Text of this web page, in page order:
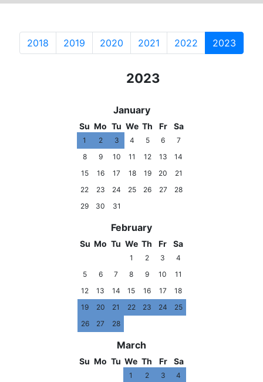
2018 2019 2020 2021 2022 2023
2023
January
Su Mo Tu We Th Fr Sa
1 2 3 4 5 6
7
8
9 10 11 12 13
14
15
16 17 18 19 20
21
22
23 24 25 26 27
28
29
30 31
February
Su Mo Tu We Th Fr Sa
1 2 3
4
5
6 7 8 9 10
11
12
13 14 15 16 17
18
19
20 21 22 23 24
25
26
27 28
March
Su Mo Tu We Th Fr Sa
1 2 3
4